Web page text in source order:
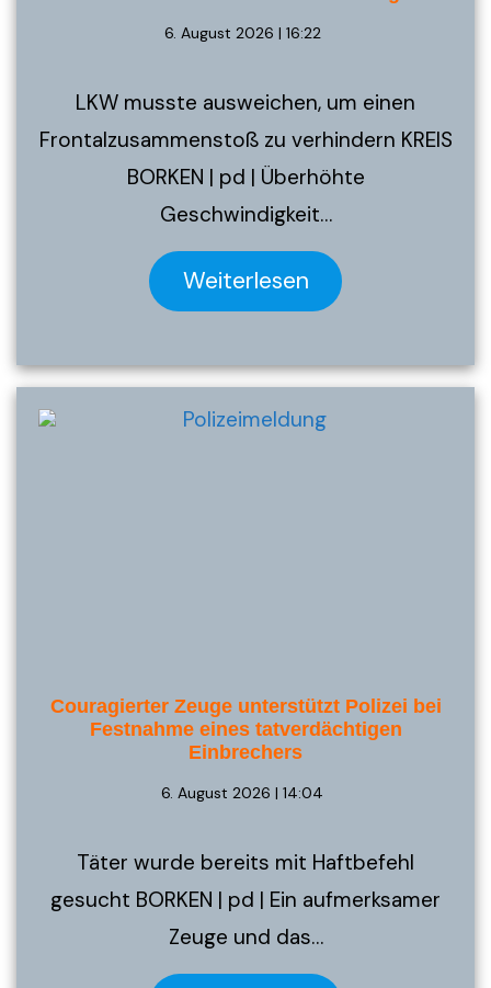
6. August 2026 | 16:22
LKW musste ausweichen, um einen
Frontalzusammenstoß zu verhindern KREIS
BORKEN | pd | Überhöhte
Geschwindigkeit…
Weiterlesen
Couragierter Zeuge unterstützt Polizei bei
Festnahme eines tatverdächtigen
Einbrechers
6. August 2026 | 14:04
Täter wurde bereits mit Haftbefehl
gesucht BORKEN | pd | Ein aufmerksamer
Zeuge und das…